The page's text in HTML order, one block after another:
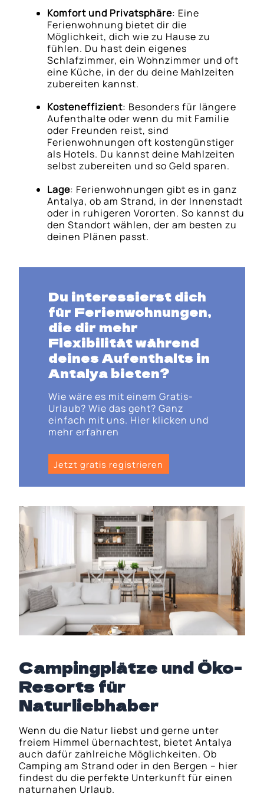
Komfort und Privatsphäre: Eine
Ferienwohnung bietet dir die
Möglichkeit, dich wie zu Hause zu
fühlen. Du hast dein eigenes
Schlafzimmer, ein Wohnzimmer und oft
eine Küche, in der du deine Mahlzeiten
zubereiten kannst.
Kosteneffizient: Besonders für längere
Aufenthalte oder wenn du mit Familie
oder Freunden reist, sind
Ferienwohnungen oft kostengünstiger
als Hotels. Du kannst deine Mahlzeiten
selbst zubereiten und so Geld sparen.
Lage: Ferienwohnungen gibt es in ganz
Antalya, ob am Strand, in der Innenstadt
oder in ruhigeren Vororten. So kannst du
den Standort wählen, der am besten zu
deinen Plänen passt.
Du interessierst dich
für Ferienwohnungen,
die dir mehr
Flexibilität während
deines Aufenthalts in
Antalya bieten?
Wie wäre es mit einem Gratis-
Urlaub? Wie das geht? Ganz
einfach mit uns. Hier klicken und
mehr erfahren
Jetzt gratis registrieren
Campingplätze und Öko-
Resorts für
Naturliebhaber
Wenn du die Natur liebst und gerne unter
freiem Himmel übernachtest, bietet Antalya
auch dafür zahlreiche Möglichkeiten. Ob
Camping am Strand oder in den Bergen – hier
findest du die perfekte Unterkunft für einen
naturnahen Urlaub.